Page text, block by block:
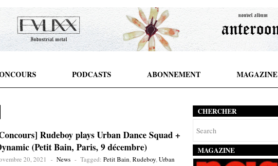
PODCASTS ABONNEMENT MAGAZINE
Rudeboy plays Urban Dance Squad +
(Petit Bain, Paris, 9 décembre)
20, 2021 - News - Tagged: Petit Bain,Rudeboy,Urban
CHERCHER
MAGAZINE